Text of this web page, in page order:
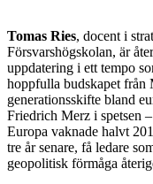
Tomas Ries, docent i
Försvarshögskolan, är
uppdatering i ett tempo
hoppfulla budskapet från
generationsskifte bland
Friedrich Merz i spetsen
Europa vaknade halvt
tre år senare, få ledare
geopolitisk förmåga